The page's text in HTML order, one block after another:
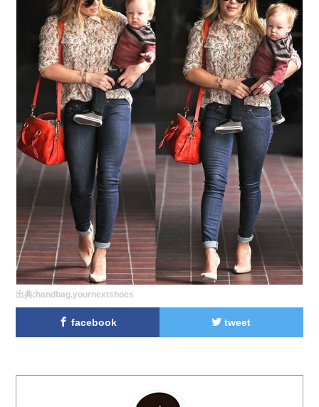
出典: handbag.yournextshoes
facebook tweet